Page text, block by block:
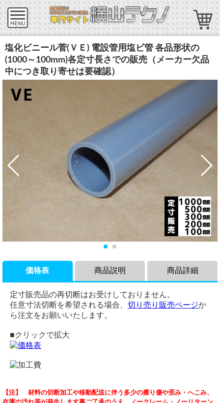
塩化ビニール菅(ＶＥ) 電設管用塩ビ管 各品形状の
(1000～100mm)各定寸長さでの販売（メーカー欠品
中につき取り寄せは要確認）
価格表
定寸販売品の再切断はお受けしておりません。
任意寸法切断を希望される場合、 切り売り販売ページか
ら注文をお願いいたします。
■クリックで拡大
商品説明
電設管用材・塩化ビニール管（VE）の各品形状の(1000～
商品詳細
電設管用塩ビ管 VE管
【注】 材料の切断加工や移動配送に伴う多少の擦り傷や歪み・へこみ、